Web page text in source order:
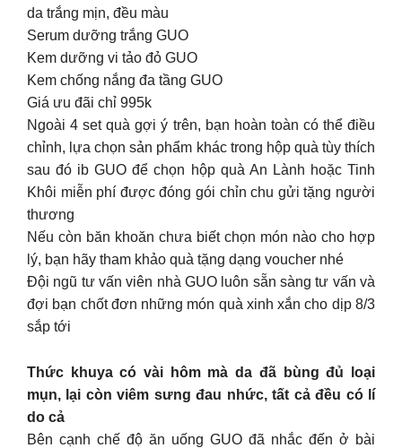
da trắng mịn, đều màu
Serum dưỡng trắng GUO
Kem dưỡng vi tảo đỏ GUO
Kem chống nắng đa tầng GUO
Giá ưu đãi chỉ 995k
Ngoài 4 set quà gợi ý trên, bạn hoàn toàn có thể điều
chỉnh, lựa chọn sản phẩm khác trong hộp quà tùy thích
sau đó ib GUO để chọn hộp quà An Lành hoặc Tinh
Khôi miễn phí được đóng gói chỉn chu gửi tặng người
thương
Nếu còn băn khoăn chưa biết chọn món nào cho hợp
lý, bạn hãy tham khảo quà tặng dạng voucher nhé
Đội ngũ tư vấn viên nhà GUO luôn sẵn sàng tư vấn và
đợi bạn chốt đơn những món quà xinh xắn cho dịp 8/3
sắp tới
Thức khuya có vài hôm mà da đã bùng đủ loại
mụn, lại còn viêm sưng đau nhức, tất cả đều có lí
do cả
Bên cạnh chế độ ăn uống GUO đã nhắc đến ở bài